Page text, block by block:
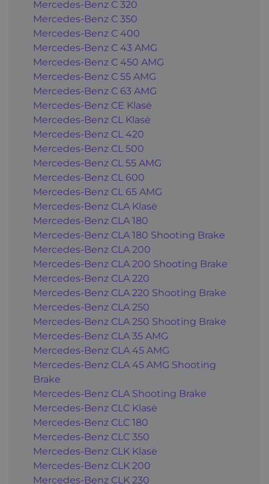
Mercedes-Benz C 320
Mercedes-Benz C 350
Mercedes-Benz C 400
Mercedes-Benz C 43 AMG
Mercedes-Benz C 450 AMG
Mercedes-Benz C 55 AMG
Mercedes-Benz C 63 AMG
Mercedes-Benz CE Klasė
Mercedes-Benz CL Klasė
Mercedes-Benz CL 420
Mercedes-Benz CL 500
Mercedes-Benz CL 55 AMG
Mercedes-Benz CL 600
Mercedes-Benz CL 65 AMG
Mercedes-Benz CLA Klasė
Mercedes-Benz CLA 180
Mercedes-Benz CLA 180 Shooting Brake
Mercedes-Benz CLA 200
Mercedes-Benz CLA 200 Shooting Brake
Mercedes-Benz CLA 220
Mercedes-Benz CLA 220 Shooting Brake
Mercedes-Benz CLA 250
Mercedes-Benz CLA 250 Shooting Brake
Mercedes-Benz CLA 35 AMG
Mercedes-Benz CLA 45 AMG
Mercedes-Benz CLA 45 AMG Shooting
Brake
Mercedes-Benz CLA Shooting Brake
Mercedes-Benz CLC Klasė
Mercedes-Benz CLC 180
Mercedes-Benz CLC 350
Mercedes-Benz CLK Klasė
Mercedes-Benz CLK 200
Mercedes-Benz CLK 230